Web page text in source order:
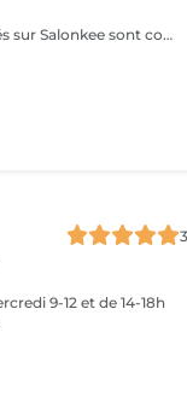
Veuillez prendre note que les prix indiqués sur Salonkee sont communiqués à titre informatif et s'entendent de base. Ces derniers sont susceptibles de varier selon le diagnostic réalisé à votre arrivée au salon et l'expertise du professionnel à qui vous confiez votre beauté. Dans tous les cas, un devis précis vous sera proposé et toutes réalisations de prestations seront effectuées avec votre accord. Un grand merci d'avance pour votre compréhension. Au plaisir de vous recevoir très vite.